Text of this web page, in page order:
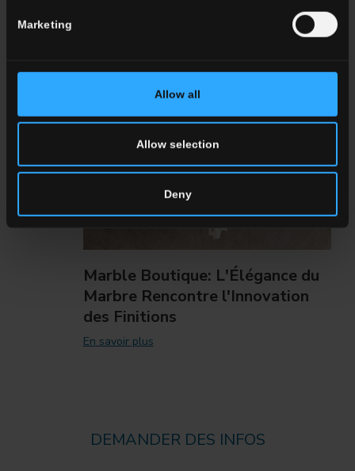
Marketing
Allow all
Allow selection
Deny
NEWS / ÉVÉNEMENTS
Marble Boutique: L'Élégance du
Marbre Rencontre l'Innovation
des Finitions
En savoir plus
DEMANDER DES INFOS